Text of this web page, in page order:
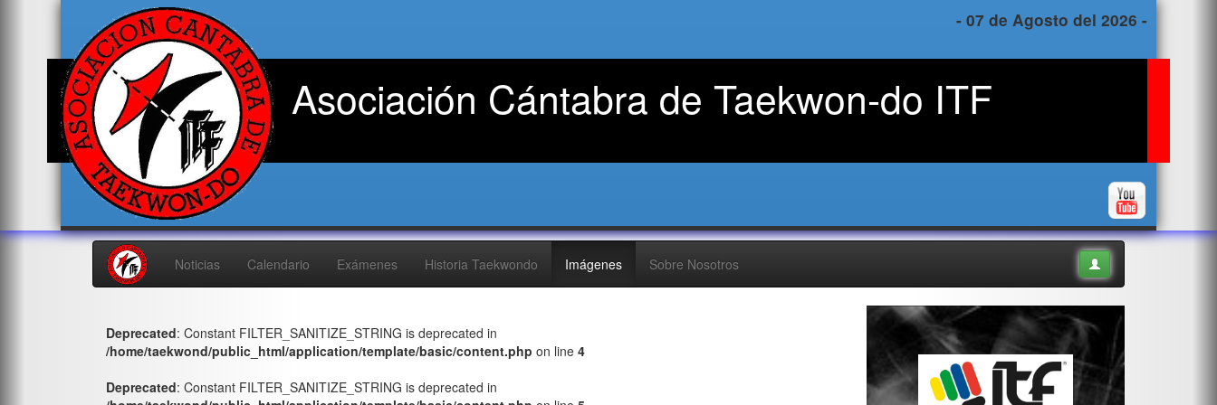
- 07 de Agosto del 2026 -
Asociación Cántabra de Taekwon-do ITF
Noticias Calendario Exámenes Historia Taekwondo Imágenes Sobre Nosotros
Deprecated: Constant FILTER_SANITIZE_STRING is deprecated in
/home/taekwond/public_html/application/template/basic/content.php on line4
Deprecated: Constant FILTER_SANITIZE_STRING is deprecated in